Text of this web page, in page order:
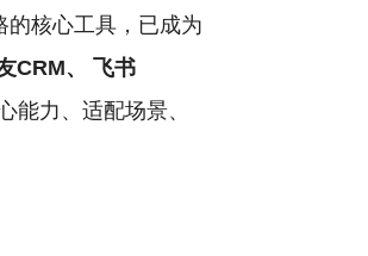
的核心工具，已成为
CRM、
飞书
能力、适配场景、